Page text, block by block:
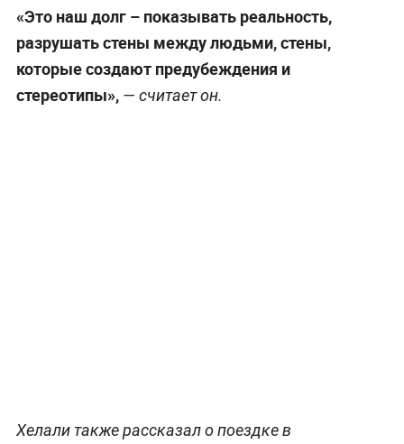
«Это наш долг – показывать реальность,
разрушать стены между людьми, стены,
которые создают предубеждения и
стереотипы»,— считает он.
Хелали также рассказал о поездке в